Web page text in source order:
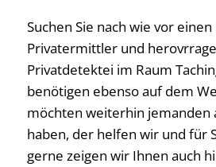
Suchen Sie nach wie vor
Privatermittler und
Privatdetektei im Raum
benötigen ebenso auf dem
möchten weiterhin jemanden
haben, der helfen wir und für
gerne zeigen wir Ihnen auch